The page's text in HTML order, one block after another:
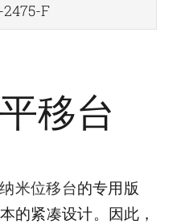
2475-F
移台
米位移台的专用版
的紧凑设计。因此，